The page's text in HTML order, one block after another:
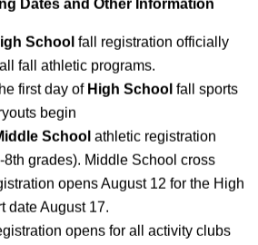
Athletic and Activity Registration will
(Step 1), possessing a current
programs.
School cross country registration
Dates and Other Information
School fall registration officially
fall athletic programs.
first day of High School fall sports
begin
School athletic registration
8th grades). Middle School cross
opens August 12 for the High
date August 17.
opens for all activity clubs